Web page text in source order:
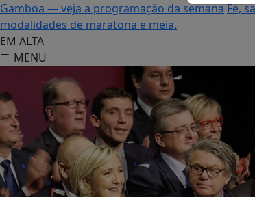
Gamboa — veja a programação da semanaFé,
modalidades de maratona e meia.
EM ALTA
MENU